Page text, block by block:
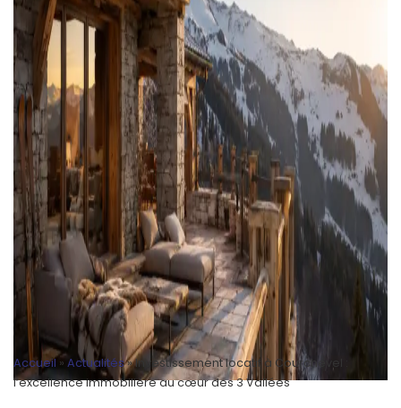
Accueil » Actualités»Investissement locatif à Courchevel :
l’excellence immobilière au cœur des 3 Vallées